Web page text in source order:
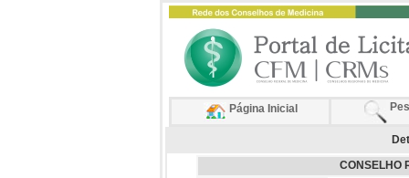
Página Inicial
CONSELHO